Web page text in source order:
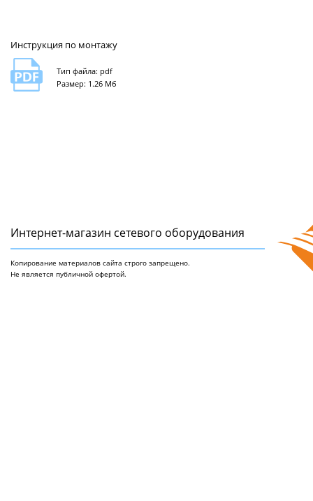
Инструкция по монтажу
Тип файла: pdf
Размер: 1.26 Мб
Интернет-магазин сетeвого оборудования
Копирование материалов сайта строго запрещено.
Не является публичной офертой.